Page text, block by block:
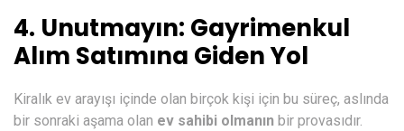
4. Unutmayın: Gayrimenkul
Alım Satımına Giden Yol
Kiralık ev arayışı içinde olan birçok kişi için bu süreç, aslında
bir sonraki aşama olan ev sahibi olmanın bir provasıdır.